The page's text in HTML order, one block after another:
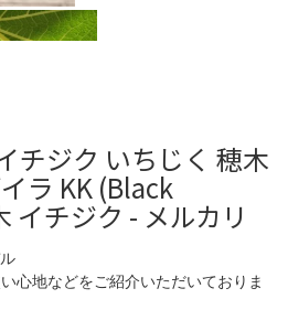
チジク いちじく 穂木
ラ KK (Black
イチジク - メルカリ
心地などをご紹介いただいておりま